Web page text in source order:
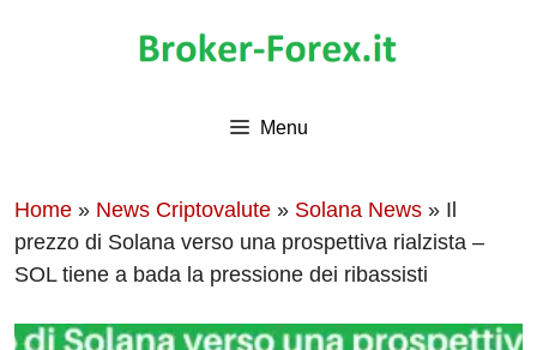
Menu
Home » News Criptovalute » Solana News » Il
prezzo di Solana verso una prospettiva rialzista –
SOL tiene a bada la pressione dei ribassisti